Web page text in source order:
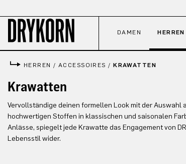
DAMEN HERREN
HERREN / ACCESSOIRES /KRAWATTEN
Krawatten
Vervollständige deinen formellen Look mit der Auswahl
hochwertigen Stoffen in klassischen und saisonalen
Anlässe, spiegelt jede Krawatte das Engagement von
Lebensstil wider.